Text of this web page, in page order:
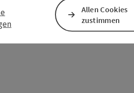
Copyright öffnen
Allen Cookies
zustimmen